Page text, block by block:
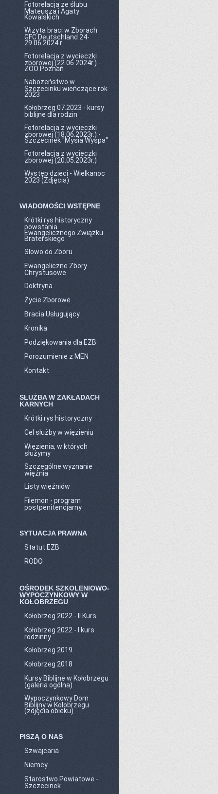
Fotorelacja ze ślubu
Mateusza i Agaty
Kowalskich
Wizyta braci w Zborach
GFC Deutschland 24-
29.06.2024 r.
Fotorelacja z wycieczki
zborowej (22.06.2024r.) -
ZOO Poznań
Nabożeństwo w
Szczecinku wieńczące rok
2023
Kołobrzeg 07.2023 - kursy
biblijne dla rodzin
Fotorelacja z wycieczki
zborowej (18.06.2023r.) -
Szczecinek "Mysia Wyspa"
Fotorelacja z wycieczki
zborowej (20.05.2023r.)
Występ dzieci - Wielkanoc
2023 (Zdjęcia)
WIADOMOŚCI WSTĘPNE
Krótki rys historyczny
powstania
Ewangelicznego Związku
Braterskiego
Słowo do Zboru
Ewangeliczne Zbory
Chrystusowe
Doktryna
Życie Zborowe
Bracia Usługujący
Kronika
Podziękowania dla EZB
Porozumienie z MEN
Kontakt
SŁUŻBA W ZAKŁADACH
KARNYCH
Krótki rys historyczny
Cel służby w więzieniu
Więzienia, w których
służymy
Szczególne wyznanie
więźnia
Listy więźniów
Filemon - program
postpenitencjarny
SYTUACJA PRAWNA
Statut EZB
RODO
OŚRODEK SZKOLENIOWO-
WYPOCZYNKOWY W
KOŁOBRZEGU
Kołobrzeg 2022 - II Kurs
Kołobrzeg 2022 - I kurs
rodzinny
Kołobrzeg 2019
Kołobrzeg 2018
Kursy Biblijne w Kołobrzegu
(galeria ogólna)
Wypoczynkowy Dom
Biblijny w Kołobrzegu
(zdjęcia obieku)
PISZĄ O NAS
Szwajcaria
Niemcy
Starostwo Powiatowe -
Szczecinek